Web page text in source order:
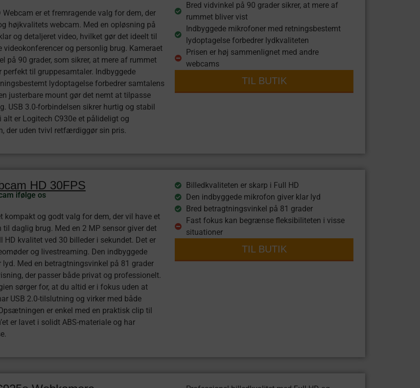
Webcam er et fremragende valg for dem, der
højkvalitets webcam. Med en opløsning på
og detaljeret video, hvilket gør det ideelt til
videokonferencer og personlig brug. Kameraet
på 90 grader, som sikrer, at mere af rummet
perfekt til gruppesamtaler. Indbyggede
lydoptagelse forbedrer samtalens
justerbare mount gør det nemt at tilpasse
USB 3.0-forbindelsen sikrer hurtig og stabil
alt er Logitech C930e et pålideligt og
der uden tvivl retfærdiggør sin pris.
Bred vidvinkel på 90 grader sikrer, at mere af
rummet bliver vist
Indbyggede mikrofoner med retningsbestemt
lydoptagelse forbedrer lydkvaliteten
Prisen er høj sammenlignet med andre
webcams
TIL BUTIK
HD 30FPS
ifølge os
kompakt og godt valg for dem, der vil have et
daglig brug. Med en 2 MP sensor giver det
HD kvalitet ved 30 billeder i sekundet. Det er
og livestreaming. Den indbyggede
Med en betragtningsvinkel på 81 grader
der passer både privat og professionelt.
sørger for, at du altid er i fokus uden at
USB 2.0-tilslutning og virker med både
er enkel med en praktisk clip til
er lavet i solidt ABS-materiale og har
Billedkvaliteten er skarp i Full HD
Den indbyggede mikrofon giver klar lyd
Bred betragtningsvinkel på 81 grader
Fast fokus kan begrænse fleksibiliteten i visse
situationer
TIL BUTIK